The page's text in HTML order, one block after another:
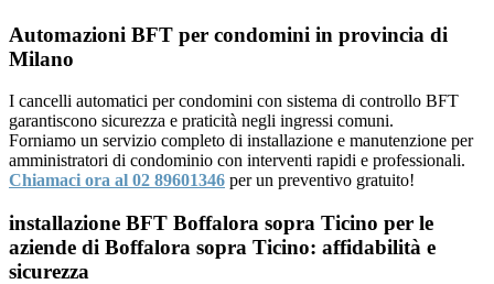
Automazioni BFT per condomini in provincia di
Milano
I cancelli automatici per condomini con sistema di controllo BFT
garantiscono sicurezza e praticità negli ingressi comuni.
Forniamo un servizio completo di installazione e manutenzione per
amministratori di condominio con interventi rapidi e professionali.
Chiamaci ora al 02 89601346 per un preventivo gratuito!
installazione BFT Boffalora sopra Ticino per le
aziende di Boffalora sopra Ticino: affidabilità e
sicurezza